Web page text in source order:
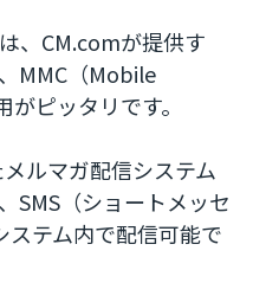
、CM.comが提供す
MMC（Mobile
ピッタリです。
ルマガ配信システム
SMS（ショートメッセ
テム内で配信可能で